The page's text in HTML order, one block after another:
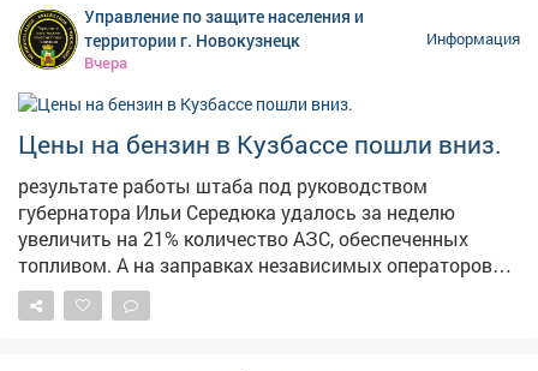
действительно приведена в порядок, однако
оставшаяся секция по-прежнему находится в
сильных ливней эта лестница регулярно
превращается в бурный водопад, а зимой страдает от
тяжести снега. Напомним, в конце июня в мэрии
сообщали, что началсяремонт лестничного спуска на
Пионерском бульваре. В администрации также
отметили, что его размыло сильным дождем.
Управление по защите населения и
территории г. Новокузнецк
Вчера
Информация
Цены на бензин в Кузбассе пошли вниз.
результате работы штаба под руководством
губернатора Ильи Середюка удалось за неделю
увеличить на 21% количество АЗС, обеспеченных
топливом. А на заправках независимых операторов
стоимость горючего начала снижаться. Проехали по
территориям региона и убедились в этом.